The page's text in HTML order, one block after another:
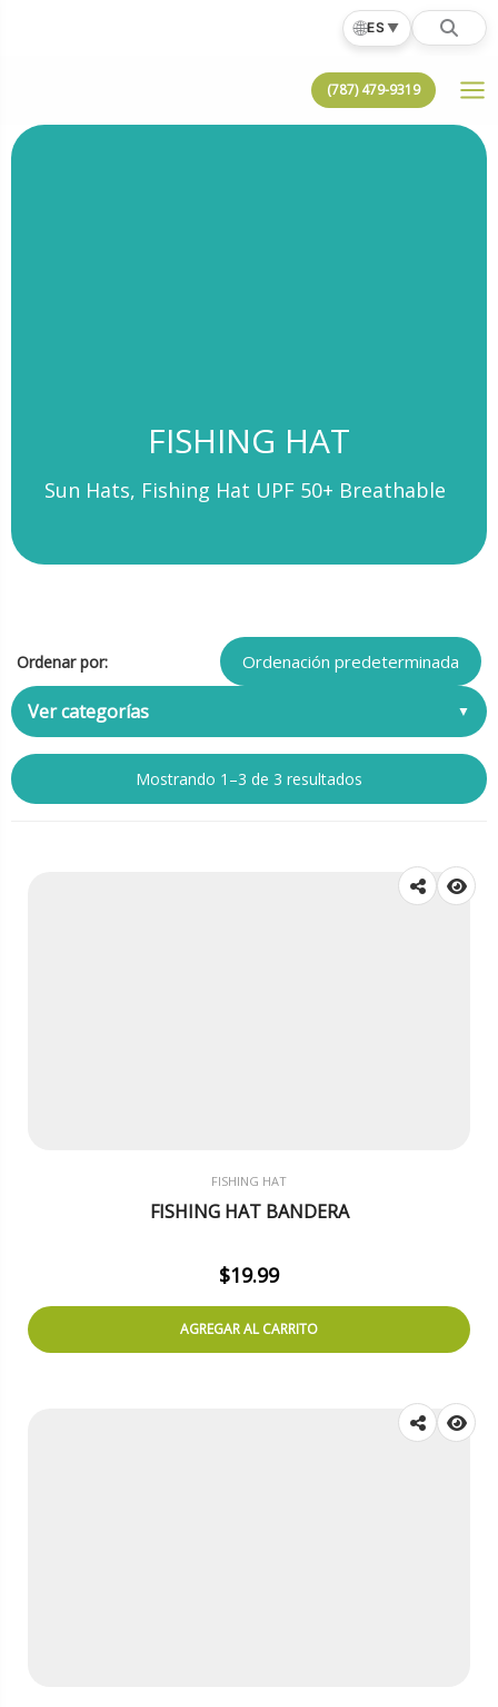
🌐ES▼
(787) 479-9319
FISHING HAT
Sun Hats, Fishing Hat UPF 50+ Breathable
Ordenar por:
Ver categorías
Mostrando 1–3 de 3 resultados
FISHING HAT
FISHING HAT BANDERA
$19.99
AGREGAR AL CARRITO